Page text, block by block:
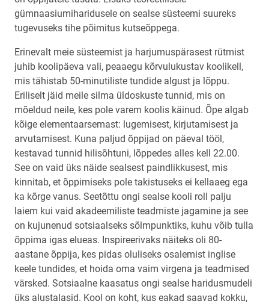
gümnaasiumiharidusele on sealse süsteemi suureks
tugevuseks tihe põimitus kutseõppega.
Erinevalt meie süsteemist ja harjumuspärasest rütmist
juhib koolipäeva vali, peaaegu kõrvulukustav koolikell,
mis tähistab 50-minutiliste tundide algust ja lõppu.
Eriliselt jäid meile silma üldoskuste tunnid, mis on
mõeldud neile, kes pole varem koolis käinud. Õpe algab
kõige elementaarsemast: lugemisest, kirjutamisest ja
arvutamisest. Kuna paljud õppijad on päeval tööl,
kestavad tunnid hilisõhtuni, lõppedes alles kell 22.00.
See on vaid üks näide sealsest paindlikkusest, mis
kinnitab, et õppimiseks pole takistuseks ei kellaaeg ega
ka kõrge vanus. Seetõttu ongi sealse kooli roll palju
laiem kui vaid akadeemiliste teadmiste jagamine ja see
on kujunenud sotsiaalseks sõlmpunktiks, kuhu võib tulla
õppima igas elueas. Inspireerivaks näiteks oli 80-
aastane õppija, kes pidas oluliseks osalemist inglise
keele tundides, et hoida oma vaim virgena ja teadmised
värsked. Sotsiaalne kaasatus ongi sealse haridusmudeli
üks alustalasid. Kool on koht, kus eakad saavad kokku,